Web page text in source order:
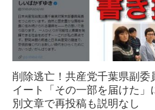
削除逃亡！共産党千葉県副委
イート「その一部を届けた
別文章で再投稿も説明なし